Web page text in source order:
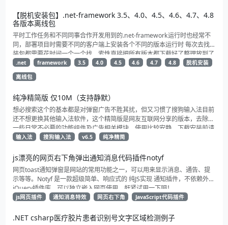
【脱机安装包】.net-framework 3.5、4.0、4.5、4.6、4.7、4.8
各版本离线包
平时工作任务和不同同事合作开发用到的.net-framework运行时也经常不
同，部署项目时需要不同的客户端上安装各个不同的版本运行时 每次去找安
装包都需要花时间一个一个找，索性直接把所有版本都下载好了整理放到了
一起方便以后下载和转存。 其中包含了自.net 3.5以来3.5、4.0、4.5、
4.6、4.7、4.8各个版本发布的的运行时离线安装包
.net framework 3.5 4.0 4.5 4.6 4.7 4.8
脱机安装
离线包
纯净精简版 仅10M（支持静默）
想必搜索这个的基本都是对弹窗广告不胜其扰，但又习惯了搜狗输入法目前
还不想更换其他输入法软件，这个精简版是网友互联网分享的版本，去除了
一些日常不必要的功能组件及广告相关模块，使用比较安静，下载安装前请
自行杀一下毒
输入法 搜狗输入法 v6.5 纯净精简
js漂亮的网页右下角弹出通知消息代码插件notyf
网页toast通知弹窗是网站的常用功能之一，可以用来显示消息、通告、提
示等等。Notyf 是一款超级简单、响应式的 纯JS实现 通知插件，不依赖外部
jQuery插件库，可以独立嵌入网页使用。赶紧试用一下吧！
js网页插件 通知消息特效 网页右下角 JavaScript代码插件
.NET csharp医疗胶片患者识别号文字区域检测例子